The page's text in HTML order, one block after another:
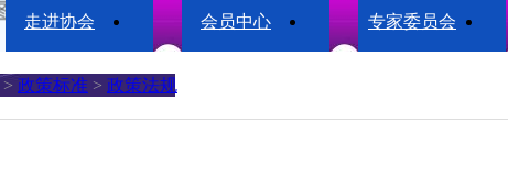
走进协会 会员中心 专家委员会
> 政策标准 > 政策法规